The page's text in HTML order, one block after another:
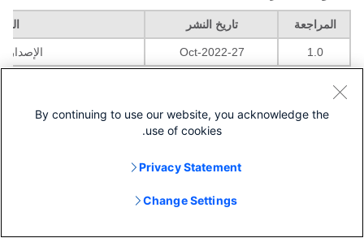
المراجعة تاريخ النشر
1.0
27-Oct-2022 الإصدار
By continuing to use our website, you acknowledge the
use of cookies.
Privacy Statement
Change Settings